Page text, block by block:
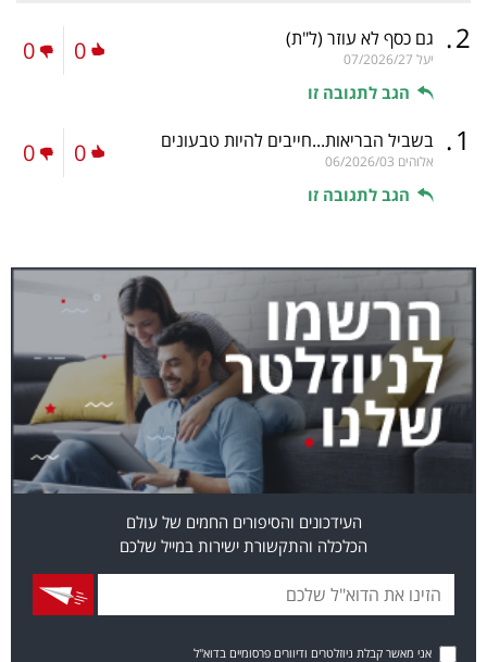
2
. גם כסף לא עוזר (ל"ת)
יעל 07/2026/27
הגב לתגובה זו
0
0
1
. בשביל הבריאות...חייבים להיות טבעונים
אלוהים 06/2026/03
הגב לתגובה זו
0
0
העידכונים והסיפורים החמים של עולם
הכלכלה והתקשורת ישירות במייל שלכם
אני מאשר קבלת ניוזלטרים ודיוורים פרסומיים בדוא"ל